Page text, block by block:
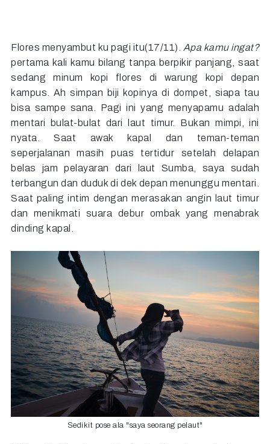
Flores menyambut ku pagi itu(17/11).
Apa kamu ingat?
pertama kali kamu bilang tanpa berpikir panjang, saat
sedang minum kopi flores di warung kopi depan
kampus. Ah simpan biji kopinya di dompet, siapa tau
bisa sampe sana. Pagi ini yang menyapamu adalah
mentari bulat-bulat dari laut timur. Bukan mimpi, ini
nyata. Saat awak kapal dan teman-teman
seperjalanan masih puas tertidur setelah delapan
belas jam pelayaran dari laut Sumba, saya sudah
terbangun dan duduk di dek depan menunggu mentari.
Saat paling intim dengan merasakan angin laut timur
dan menikmati suara debur ombak yang menabrak
dinding kapal.
Sedikit pose ala "saya seorang pelaut"